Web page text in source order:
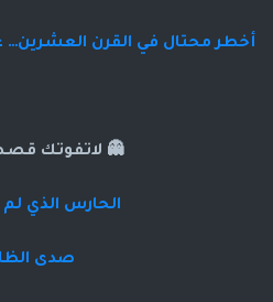
أخطر محتال في القرن
👻 لاتفوتك
الحارس الذي لم
صدى